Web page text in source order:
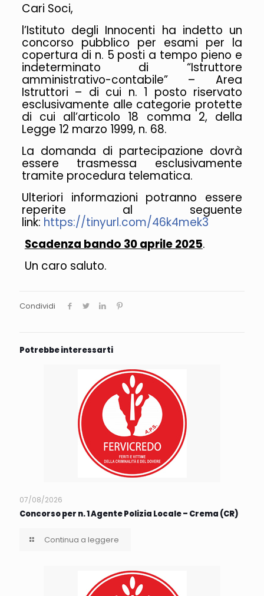
Cari Soci,
l’Istituto degli Innocenti ha indetto un
concorso pubblico per esami per la
copertura di n. 5 posti a tempo pieno e
indeterminato di “Istruttore
amministrativo-contabile” – Area
Istruttori – di cui n. 1 posto riservato
esclusivamente alle categorie protette
di cui all’articolo 18 comma 2, della
Legge 12 marzo 1999, n. 68.
La domanda di partecipazione dovrà
essere trasmessa esclusivamente
tramite procedura telematica.
Ulteriori informazioni potranno essere
reperite al seguente
link: https://tinyurl.com/46k4mek3
Scadenza bando 30 aprile 2025.
Un caro saluto.
Condividi
Potrebbe interessarti
07/08/2026
Concorso per n. 1 Agente Polizia Locale – Crema (CR)
Continua a leggere